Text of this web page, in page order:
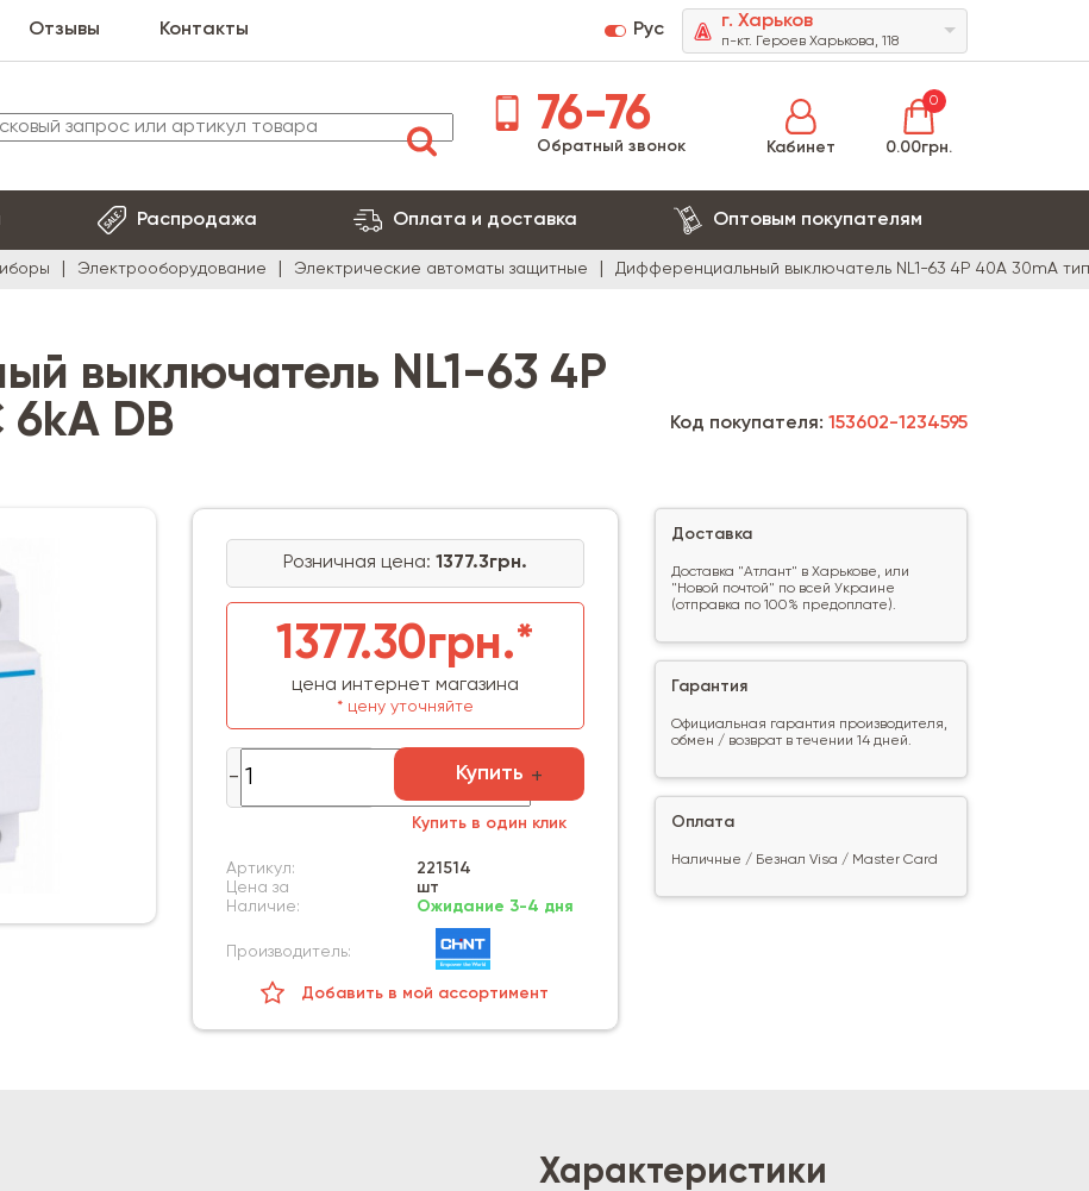
Отзывы Контакты Рус г. Харьков
п-кт. Героев Харькова, 118
76-76
Обратный звонок Кабинет
0
0.00грн.
Распродажа Оплата и доставка Оптовым покупателям
Электрооборудование Электрические автоматы защитные Дифференциальный выключатель NL1-63 4P 40A 30mA
выключатель NL1-63 4P
DB
Розничная цена: 1377.3грн.
1377.30грн.*
цена интернет магазина
* цену уточняйте
Купить
Купить в один клик
Артикул:
221514
Цена за
шт
Наличие:
Ожидание 3-4 дня
Производитель:
Добавить в мой ассортимент
Код покупателя: 153602-1234595
Доставка
Доставка "Атлант" в Харькове, или
"Новой почтой" по всей Украине
(отправка по 100% предоплате).
Гарантия
Официальная гарантия производителя,
обмен / возврат в течении 14 дней.
Оплата
Наличные / Безнал Visa / Master Card
Характеристики